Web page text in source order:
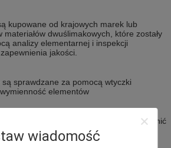
wiadomość
kupowane od krajowych marek lub
dwuślimakowych, które zostały
analizy elementarnej i inspekcji
jakości.
sprawdzane za pomocą wtyczki
elementów
obrabiane maszynami CNC, aby zapewnić